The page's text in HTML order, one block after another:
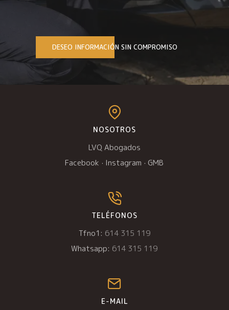
DESEO INFORMACIÓN SIN COMPROMISO
NOSOTROS
LVQ Abogados
Facebook · Instagram · GMB
TELÉFONOS
Tfno1: 614 315 119
Whatsapp: 614 315 119
E-MAIL